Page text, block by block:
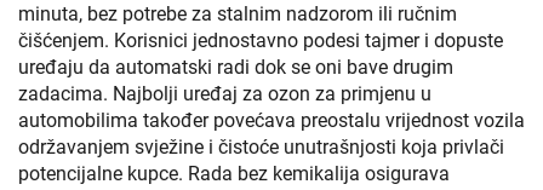
minuta, bez potrebe za stalnim nadzorom ili ručnim
čišćenjem. Korisnici jednostavno podesi tajmer i dopuste
uređaju da automatski radi dok se oni bave drugim
zadacima. Najbolji uređaj za ozon za primjenu u
automobilima također povećava preostalu vrijednost vozila
održavanjem svježine i čistoće unutrašnjosti koja privlači
potencijalne kupce. Rada bez kemikalija osigurava